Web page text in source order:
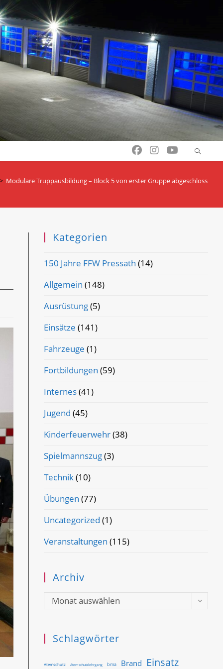
> Modulare Truppausbildung – Block 5 von erster Gruppe abgeschlossen!
Kategorien
150 Jahre FFW Pressath (14)
Allgemein (148)
Ausrüstung(5)
Einsätze (141)
Fahrzeuge (1)
Fortbildungen (59)
Internes(41)
Jugend (45)
Kinderfeuerwehr(38)
Spielmannszug(3)
Technik(10)
Übungen (77)
Uncategorized (1)
Veranstaltungen (115)
Archiv
Archiv
Monat auswählen
Schlagwörter
Atemschutz Atemschutzlehrgang bma Brand Einsatz